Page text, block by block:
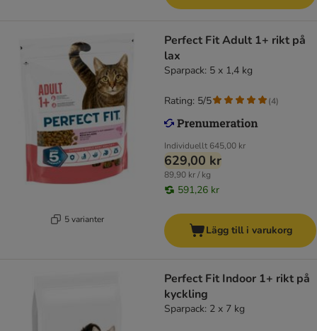
5 varianter
Perfect Fit Adult 1+ rikt på
lax
Sparpack: 5 x 1,4 kg
Individuellt 645,00 kr
629,00 kr
89,90 kr / kg
591,26 kr
Rating: 5/5 (4)
Lägg till i varukorg
Perfect Fit Indoor 1+ rikt på
kyckling
Sparpack: 2 x 7 kg